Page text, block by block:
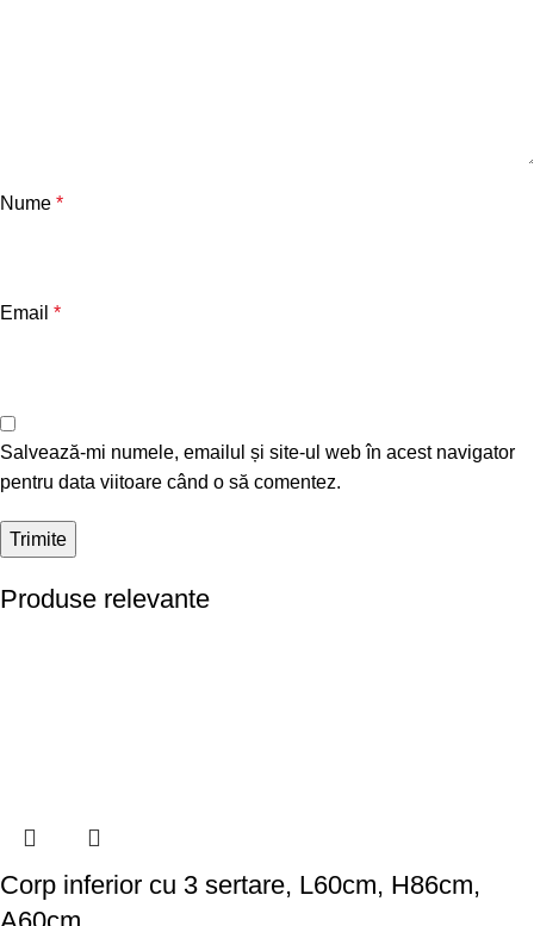
Nume *
Email *
Salvează-mi numele, emailul și site-ul web în acest navigator
pentru data viitoare când o să comentez.
Produse relevante
Corp inferior cu 3 sertare, L60cm, H86cm,